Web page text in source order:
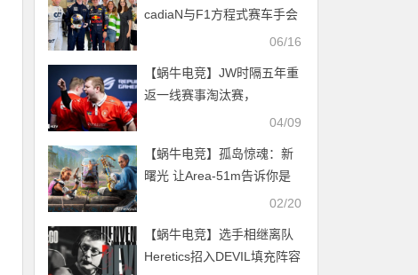
cadiaN与F1方程式赛车手会
06/16
【蜗牛电竞】JW时隔五年重
返一线赛事淘汰赛，
EYEBALLERS爆冷晋级【EV
04/09
【蜗牛电竞】孤岛惊魂：新
曙光 让Area-51m告诉你是
02/20
【蜗牛电竞】选手相继离队
Heretics招入DEVIL填充阵容